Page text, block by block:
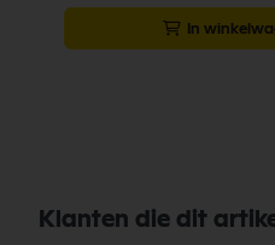
In
Klanten die dit